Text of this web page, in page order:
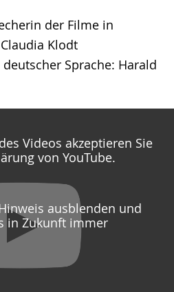
der Filme in
Klodt
Sprache: Harald
Videos akzeptieren Sie
von YouTube.
ausblenden und
in Zukunft immer